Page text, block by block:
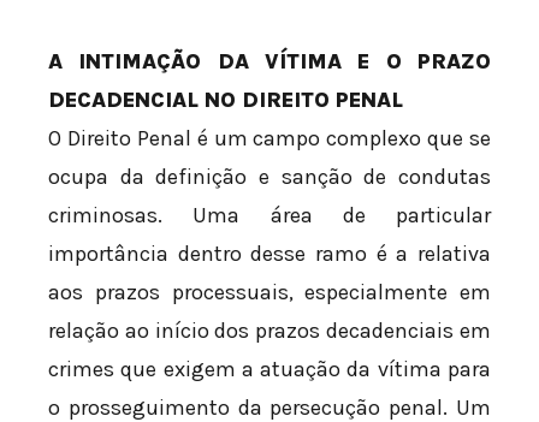
A INTIMAÇÃO DA VÍTIMA E O PRAZO
DECADENCIAL NO DIREITO PENAL
O Direito Penal é um campo complexo que se
ocupa da definição e sanção de condutas
criminosas. Uma área de particular
importância dentro desse ramo é a relativa
aos prazos processuais, especialmente em
relação ao início dos prazos decadenciais em
crimes que exigem a atuação da vítima para
o prosseguimento da persecução penal. Um